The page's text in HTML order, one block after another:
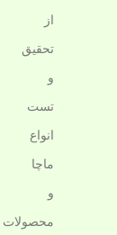
از
تحقیق
و
تست
انواع
ماچا
و
محصولات